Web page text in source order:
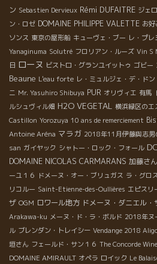
ン Sebastien Dervieux Rémi DUFAITRE ジェ
ン・ロゼ DOMAINE PHILIPPE VALETTE お好
ソンス 東京の屋形船 キューヴェ・ブー レ・プレ
Yanaginuma Solutré フロリアン・ルーズ Vin S
日 ローヌ ビストロ・グランユイットゥ ゴビー
Beaune L'eau forte レ・ミュルジェ・デ・ド
ニ Mr. Yasuhiro Shibuya PUR オリヴィエ 有馬
ルシュヴィル畑 H2O VEGETAL 横浜緑区のエ
Castillon Yorozuya 10 ans de remerciement
Antoine Aréna マラガ 2018年11月伊藤與志男
san ガイヤック シャトー・ロック・フォール
DOMAINE NICOLAS CARMARANS 加藤さん
ーユ１６ ドメーヌ・オー・ブリュガス ラ・グロ
リコルー Saint-Etienne-des-Oullières エピスリ
ザ OGM ロワール地方 ドメーヌ・ダニエル・
Arakawa-ku メーヌ・ド・ラ・ボルド 2018年ヌ
ル ブレンダン・トレイシー Vendange 2018
垣さん フェールド・サン１６ The Concorde
DOMAINE AMIRAULT オペラ ロイック Le